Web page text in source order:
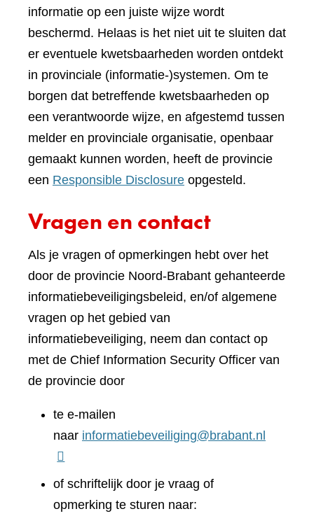
informatie op een juiste wijze wordt
beschermd. Helaas is het niet uit te sluiten dat
er eventuele kwetsbaarheden worden ontdekt
in provinciale (informatie-)systemen. Om te
borgen dat betreffende kwetsbaarheden op
een verantwoorde wijze, en afgestemd tussen
melder en provinciale organisatie, openbaar
gemaakt kunnen worden, heeft de provincie
een Responsible Disclosure opgesteld.
Vragen en contact
Als je vragen of opmerkingen hebt over het
door de provincie Noord-Brabant gehanteerde
informatiebeveiligingsbeleid, en/of algemene
vragen op het gebied van
informatiebeveiliging, neem dan contact op
met de Chief Information Security Officer van
de provincie door
te e-mailen
naar informatiebeveiliging@brabant.nl
of schriftelijk door je vraag of
opmerking te sturen naar: